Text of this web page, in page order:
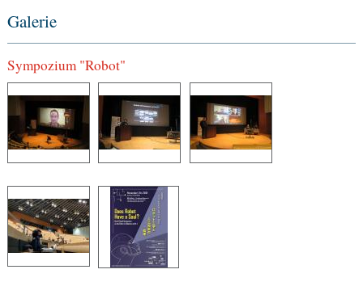
Galerie
Sympozium "Robot"